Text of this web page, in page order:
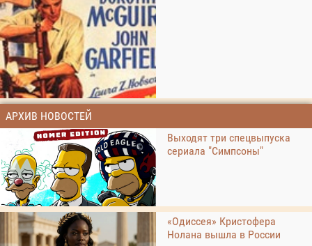
АРХИВ НОВОСТЕЙ
Выходят три спецвыпуска
сериала "Симпсоны"
«Одиссея» Кристофера
Нолана вышла в России